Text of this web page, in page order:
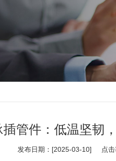
管件：低温坚韧
发布日期：[2025-03-10] 点击